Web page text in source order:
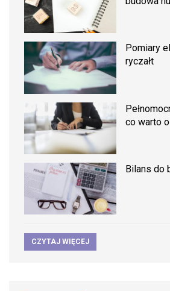
Pomiary
ryczałt
co warto
Bilans do
CZYTAJ WIĘCEJ